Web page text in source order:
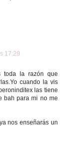
17:29
toda la razón que
cuando la vis
las tiene
bah para mi no me
nos enseñarás un